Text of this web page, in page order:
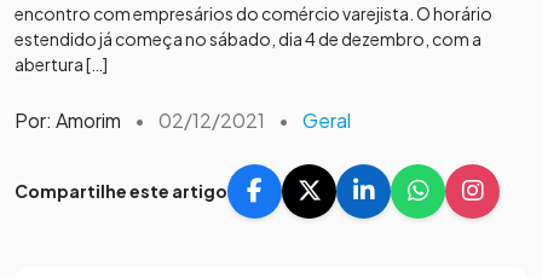
encontro com empresários do comércio varejista. O horário
estendido já começa no sábado, dia 4 de dezembro, com a
abertura […]
Por: Amorim • 02/12/2021 • Geral
Compartilhe este artigo